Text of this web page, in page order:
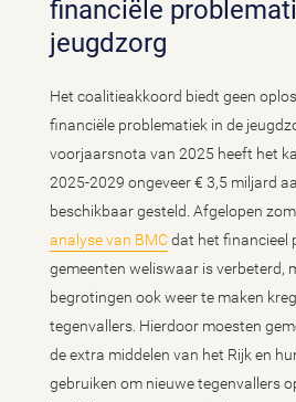
financiële
jeugdzorg
Het coalitieakkoord biedt geen
financiële problematiek in de
voorjaarsnota van 2025 heeft het
2025-2029 ongeveer € 3,5 miljard
beschikbaar gesteld. Afgelopen
analyse van BMCdat het financieel
gemeenten weliswaar is verbeterd,
begrotingen ook weer te maken
tegenvallers. Hierdoor moesten
de extra middelen van het Rijk en
gebruiken om nieuwe tegenvallers